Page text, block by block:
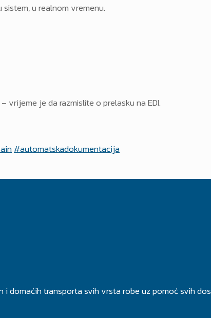
u realnom vremenu.
je da razmislite o prelasku na EDI.
#automatskadokumentacija
domaćih transporta svih vrsta robe uz pomoć svih